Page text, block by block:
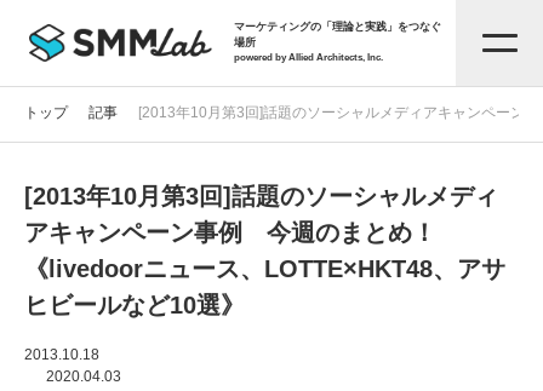
マーケティングの「理論と実践」をつなぐ
場所
powered by Allied Architects, Inc.
記事一覧
タグから探す
トップ 記事 [2013年10月第3回]話題のソーシャルメディアキャンペーン
[2013年10月第3回]話題のソーシャルメディ
アキャンペーン事例 今週のまとめ！
《livedoorニュース、LOTTE×HKT48、アサ
ヒビールなど10選》
2013.10.18
2020.04.03